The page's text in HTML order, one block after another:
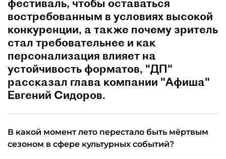
фестиваль, чтобы оставаться
востребованным в условиях высокой
конкуренции, а также почему зритель
стал требовательнее и как
персонализация влияет на
устойчивость форматов, "ДП"
рассказал глава компании "Афиша"
Евгений Сидоров.
В какой момент лето перестало быть мёртвым
сезоном в сфере культурных событий?